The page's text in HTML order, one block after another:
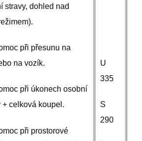
stravy, dohled nad
při přesunu na
na vozík.
při úkonech osobní
+ celková koupel.
při prostorové
U
335
S
290